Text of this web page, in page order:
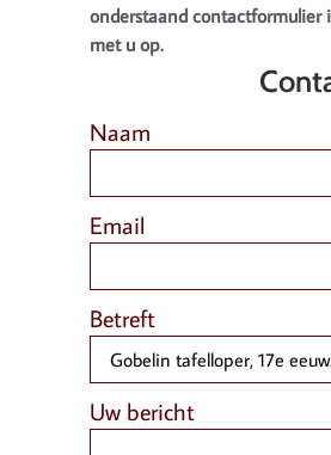
onderstaand contactformulier
met u op.
Naam
Email
Betreft
Uw bericht